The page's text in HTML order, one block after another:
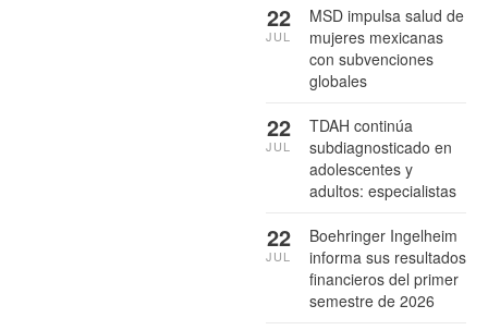
MSD impulsa salud de
mujeres mexicanas
con subvenciones
globales
22
JUL
TDAH continúa
subdiagnosticado en
adolescentes y
adultos: especialistas
22
JUL
Boehringer Ingelheim
informa sus resultados
financieros del primer
semestre de 2026
22
JUL